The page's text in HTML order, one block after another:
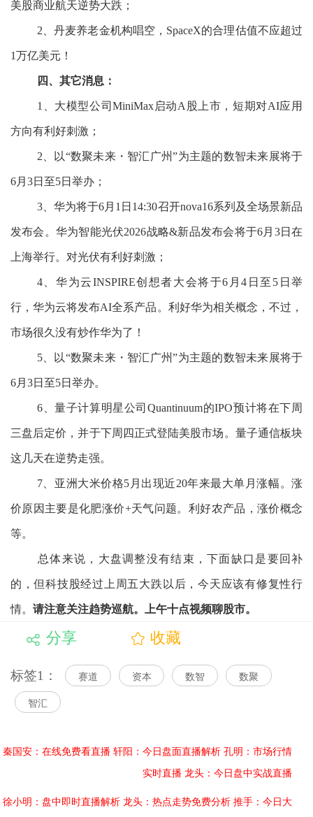
美股商业航天逆势大跌；
2、丹麦养老金机构唱空，SpaceX的合理估值不应超过
1万亿美元！
四、其它消息：
1、大模型公司MiniMax启动A股上市，短期对AI应用
方向有利好刺激；
2、以“数聚未来・智汇广州”为主题的数智未来展将于
6月3日至5日举办；
3、华为将于6月1日14:30召开nova16系列及全场景新品
发布会。华为智能光伏2026战略&新品发布会将于6月3日在
上海举行。对光伏有利好刺激；
4、华为云INSPIRE创想者大会将于6月4日至5日举
行，华为云将发布AI全系产品。利好华为相关概念，不过，
市场很久没有炒作华为了！
5、以“数聚未来・智汇广州”为主题的数智未来展将于
6月3日至5日举办。
6、量子计算明星公司Quantinuum的IPO预计将在下周
三盘后定价，并于下周四正式登陆美股市场。量子通信板块
这几天在逆势走强。
7、亚洲大米价格5月出现近20年来最大单月涨幅。涨
价原因主要是化肥涨价+天气问题。利好农产品，涨价概念
等。
总体来说，大盘调整没有结束，下面缺口是要回补
的，但科技股经过上周五大跌以后，今天应该有修复性行
情。 请注意关注趋势巡航。上午十点视频聊股市。
分享 收藏
标签1： 赛道 资本 数智 数聚
智汇
秦国安：在线免费看直播 轩阳：今日盘面直播解析 孔明：市场行情
实时直播 龙头：今日盘中实战直播
徐小明：盘中即时直播解析 龙头：热点走势免费分析 推手：今日大